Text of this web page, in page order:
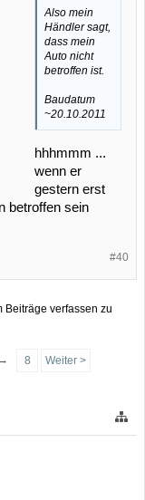
Also mein
Händler sagt,
dass mein
Auto nicht
betroffen ist.
Baudatum
~20.10.2011
hhhmmm ...
wenn er
gestern erst
betroffen sein
#40
Beiträge verfassen zu
→ 8 Weiter >